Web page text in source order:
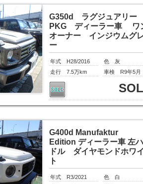
G350d ラグジュアリー
PKG ディーラー車 ワ
オーナー インジウムグ
ー
年式 H28/2016
走行 7.5万km
色 灰
車検 R9年5月
G400d Manufaktur
Edition ディーラー車 左
ドル ダイヤモンドホワ
ト
年式 R3/2021
色 白